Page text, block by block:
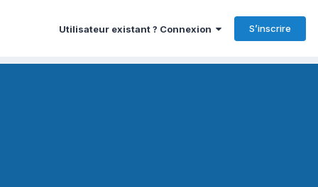
Utilisateur existant ? Connexion S’inscrire